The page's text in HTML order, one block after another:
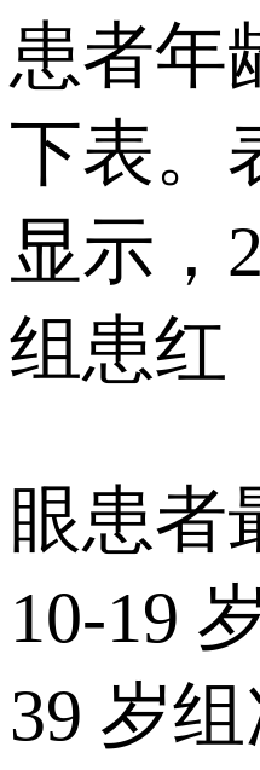
患者年
下表。
显示，
组患红
眼患者
10-19
39 岁组